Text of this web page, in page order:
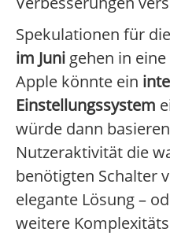
Spekulationen für
im Juni gehen in
Apple könnte ein
Einstellungssystem
würde dann
Nutzeraktivität die
benötigten Schalter
elegante Lösung –
weitere